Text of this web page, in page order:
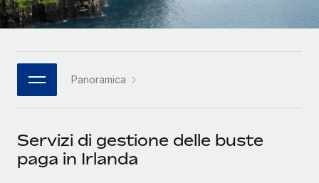
日本語
한국어
中文（简体）
Panoramica
Servizi di gestione delle buste
paga in Irlanda